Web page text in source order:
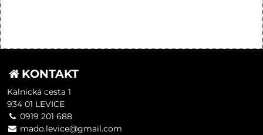
KONTAKT
Kalnická cesta 1
934 01 LEVICE
0919 201 688
mado.levice@gmail.com